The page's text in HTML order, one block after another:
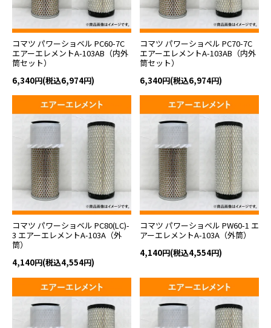
コマツ パワーショベル PC60-7C
エアーエレメントA-103AB（内外
筒セット）
6,340円(税込6,974円)
コマツ パワーショベル PC70-7C
エアーエレメントA-103AB（内外
筒セット）
6,340円(税込6,974円)
コマツ パワーショベル PC80(LC)-
3 エアーエレメントA-103A（外
筒）
4,140円(税込4,554円)
コマツ パワーショベル PW60-1 エ
アーエレメントA-103A（外筒）
4,140円(税込4,554円)